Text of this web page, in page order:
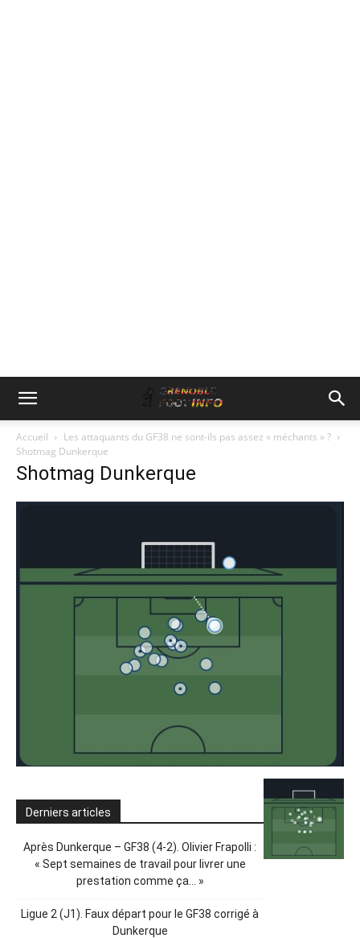
Accueil
Les attaquants du GF38 ne sont-ils pas assez « méchants » ?
Shotmag Dunkerque
Shotmag Dunkerque
Derniers articles
Après Dunkerque – GF38 (4-2). Olivier Frapolli :
« Sept semaines de travail pour livrer une
prestation comme ça… »
Ligue 2 (J1). Faux départ pour le GF38 corrigé à
Dunkerque